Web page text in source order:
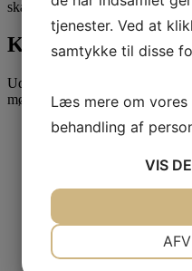
skattefrit.
Kontakt Attent
Udfyld formularen for at blive
møde.
Telefonnummer
tjenester. Ved at
samtykke til disse
Læs mere om
behandling af
VIS